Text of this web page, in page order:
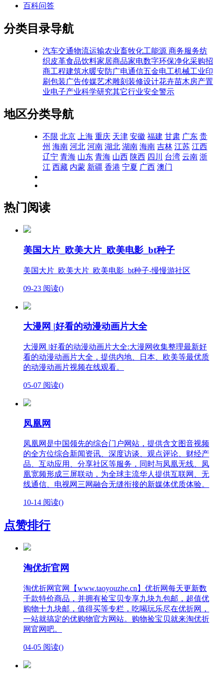
百科问答
分类目录导航
汽车交通物流运输农业畜牧化工能源 商务服务纺
织皮革食品饮料家居商品家电数字环保净化采购招
商工程建筑水暖安防广电通信五金电工机械工业印
刷包装广告传媒艺术雕刻 装修设计花卉苗木房产置
业电子产业科学研究其它行业安全警示
地区分类导航
不限 北京 上海 重庆 天津 安徽 福建 甘肃 广东 贵
州 海南 河北 河南 湖北 湖南 海南 吉林 江苏 江西
辽宁 青海 山东 青海 山西 陕西 四川 台湾 云南 浙
江 西藏 内蒙 新疆 香港 宁夏 广西 澳门
热门阅读
美国大片_欧美大片_欧美电影_bt种子
美国大片_欧美大片_欧美电影_bt种子-慢慢游社区
09-23 阅读()
大漫网 |好看的动漫动画片大全
大漫网 |好看的动漫动画片大全:大漫网收集整理最新好
看的动漫动画片大全，提供内地、日本、欧美等最优质
的动漫动画片视频在线观看。
05-07 阅读()
凤凰网
凤凰网是中国领先的综合门户网站，提供含文图音视频
的全方位综合新闻资讯、深度访谈、观点评论、财经产
品、互动应用、分享社区等服务，同时与凤凰无线、凤
凰宽频形成三屏联动，为全球主流华人提供互联网、无
线通信、电视网三网融合无缝衔接的新媒体优质体验。
10-14 阅读()
点赞排行
淘优折官网
淘优折网官网【www.taoyouzhe.cn】优折网每天更新数
千款特价商品，并拥有捡宝贝专享九块九包邮，超值优
购物十九块邮，值得买等专栏，吃喝玩乐尽在优折网，
一站就搞定的优购物官方网站。购物捡宝贝就来淘优折
网官网吧。
04-05 阅读()